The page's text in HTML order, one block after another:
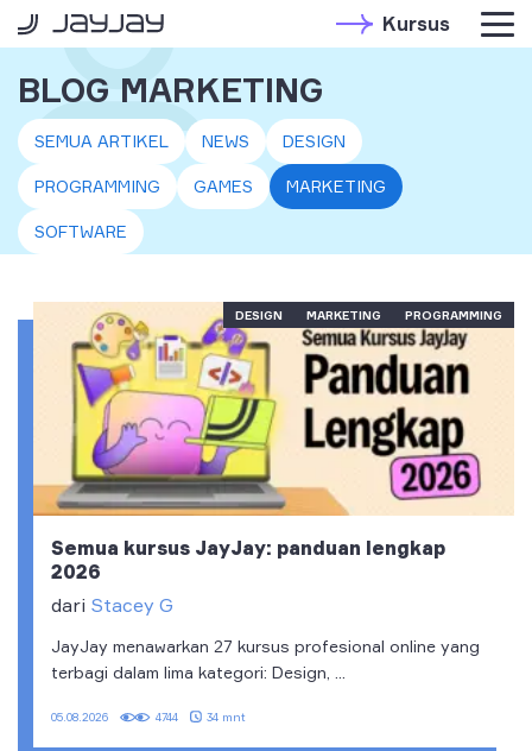
Kursus
BLOG MARKETING
SEMUA ARTIKEL NEWS DESIGN
PROGRAMMING GAMES MARKETING
SOFTWARE
DESIGN MARKETING PROGRAMMING
Semua kursus JayJay: panduan lengkap
2026
dari Stacey G
JayJay menawarkan 27 kursus profesional online yang
terbagi dalam lima kategori: Design, ...
05.08.2026 4744 34 mnt